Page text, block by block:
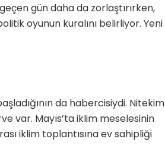
gün daha da zorlaştırırken,
oyunun kuralını belirliyor. Yeni
da habercisiydi. Nitekim
var. Mayıs’ta iklim meselesinin
iklim toplantısına ev sahipliği